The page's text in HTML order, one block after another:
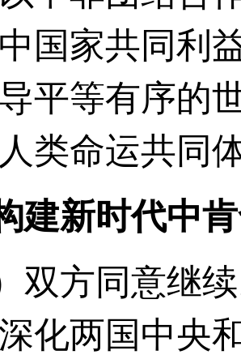
国家共同利
平等有序的
类命运共同
建新时代中
双方同意继
化两国中央